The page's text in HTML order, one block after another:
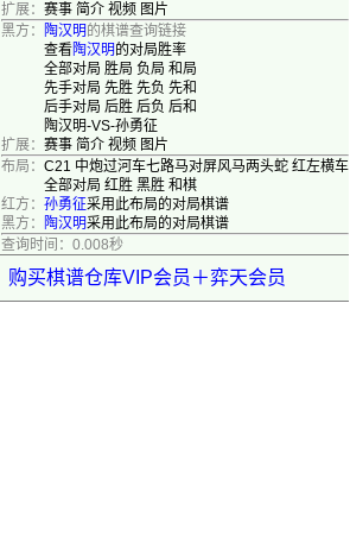
扩展： 赛事 简介 视频 图片
黑方：
陶汉明 的棋谱查询链接
查看陶汉明的对局胜率
全部对局 胜局 负局 和局
先手对局 先胜 先负 先和
后手对局 后胜 后负 后和
陶汉明-VS-孙勇征
扩展： 赛事 简介 视频 图片
布局： C21 中炮过河车七路马对屏风马两头蛇 红左横车
全部对局 红胜 黑胜 和棋
红方： 孙勇征采用此布局的对局棋谱
黑方：
陶汉明采用此布局的对局棋谱
查询时间：0.008秒
购买棋谱仓库VIP会员＋弈天会员